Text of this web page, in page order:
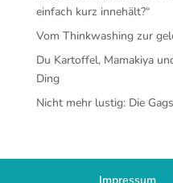
einfach kurz innehält?“
Vom Thinkwashing zur
Du Kartoffel, Mamakiya
Ding
Nicht mehr lustig: Die